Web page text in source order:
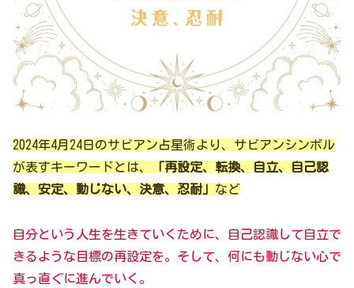
2024年4月24日のサビアン占星術より、サビアンシンボル
が表すキーワードとは、
「再設定、転換、自立、自己認
識、安定、動じない、決意、忍耐」 など
自分という人生を生きていくために、自己認識して自立で
きるような目標の再設定を。そして、何にも動じない心で
真っ直ぐに進んでいく。